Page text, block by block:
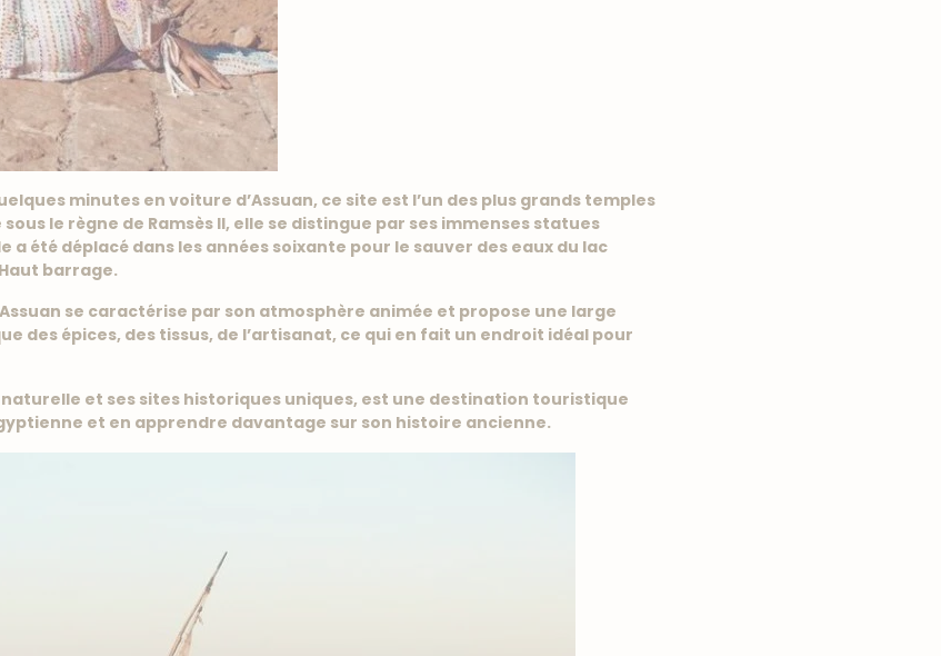
minutes en voiture d’Assuan, ce site est l’un des plus grands temples
le règne de Ramsès II, elle se distingue par ses immenses statues
a été déplacé dans les années soixante pour le sauver des eaux du lac
barrage.
se caractérise par son atmosphère animée et propose une large
des épices, des tissus, de l’artisanat, ce qui en fait un endroit idéal pour
naturelle et ses sites historiques uniques, est une destination touristique
et en apprendre davantage sur son histoire ancienne.